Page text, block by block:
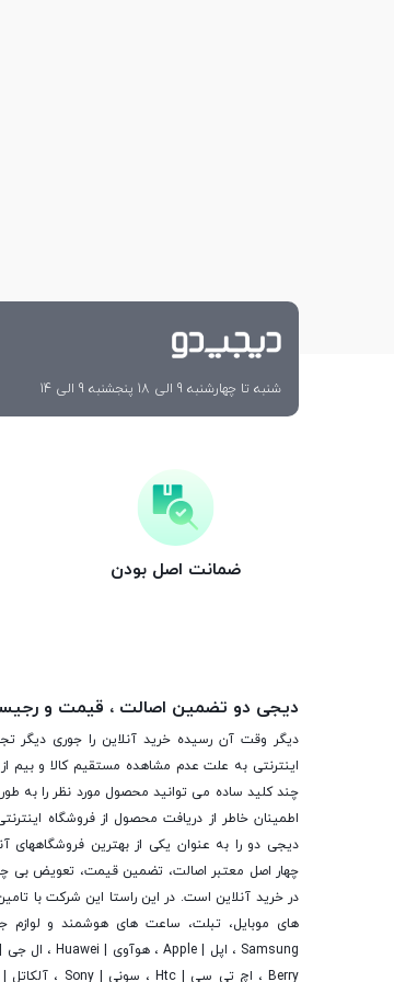
شنبه تا چهارشنبه 9 الی 18 پنجشنبه 9 الی 14
ضمانت اصل بودن
دیجی دو تضمین اصالت ، قیمت و
دیگر وقت آن رسیده خرید آنلاین را جوری دیگر
اینترنتی به علت عدم مشاهده مستقیم کالا و بیم
چند کلید ساده می توانید محصول مورد نظر را به
اطمینان خاطر از دریافت محصول از فروشگاه
دیجی دو را به عنوان یکی از بهترین فروشگاه­های
چهار اصل معتبر اصالت، تضمین قیمت، تعویض بی
های موبایل، تبلت، ساعت های هوشمند و لوازم